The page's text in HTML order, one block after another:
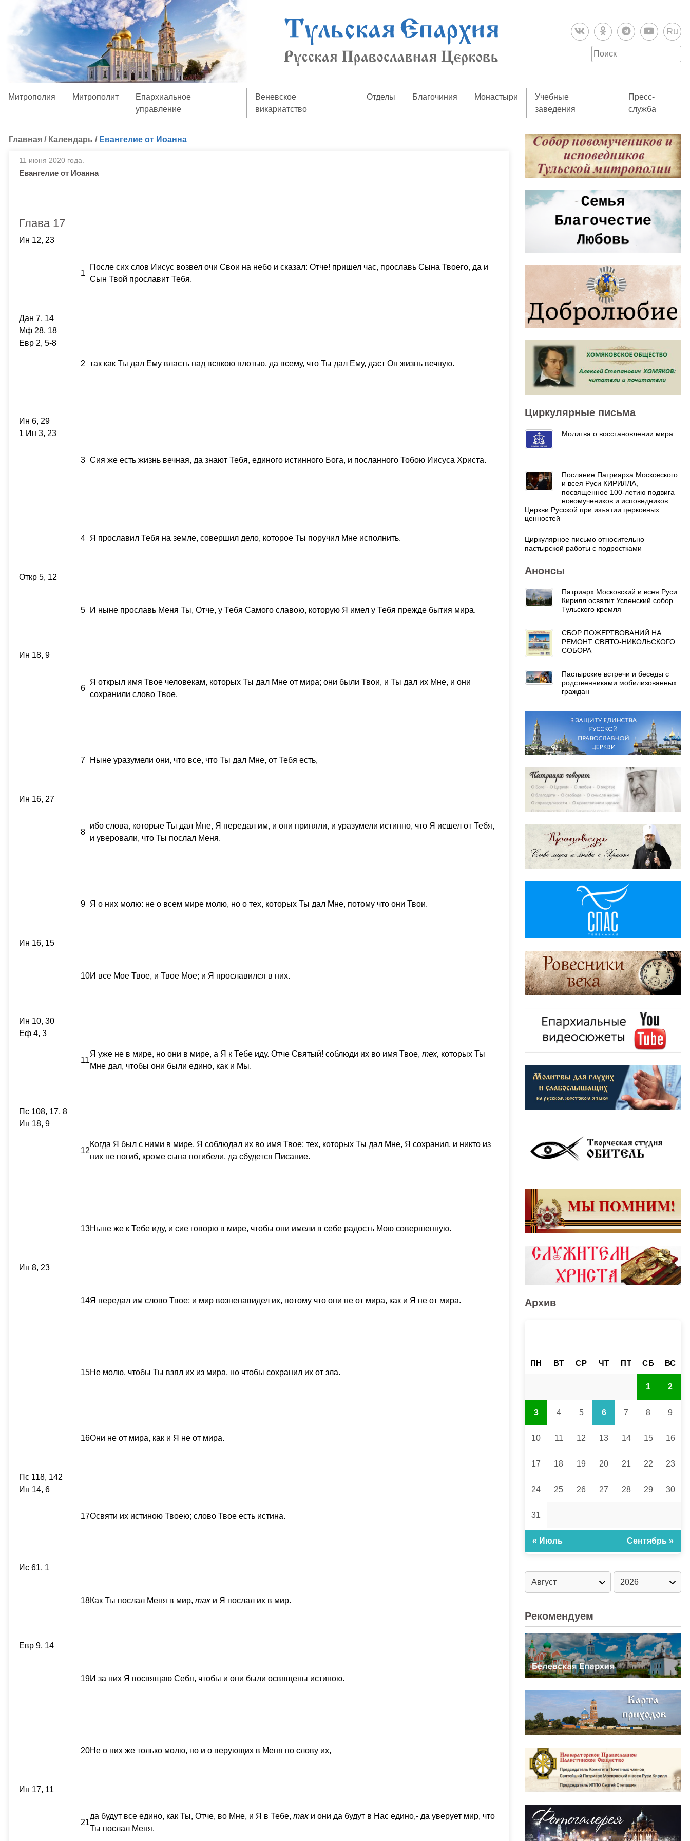
Ru
Митрополия Митрополит
Епархиальное
управление
Веневское
викариатство
Отделы Благочиния Монастыри
Учебные
заведения
Пресс-
служба
Главная / Календарь / Евангелие от Иоанна
11 июня 2020 года.
Евангелие от Иоанна
Глава 17
Ин 12, 23
1
После сих слов Иисус возвел очи Свои на небо и сказал: Отче! пришел час, прославь Сына Твоего, да и
Сын Твой прославит Тебя,
Дан 7, 14
Мф 28, 18
Евр 2, 5-8
2 так как Ты дал Ему власть над всякою плотью, да всему, что Ты дал Ему, даст Он жизнь вечную.
Ин 6, 29
1 Ин 3, 23
3 Сия же есть жизнь вечная, да знают Тебя, единого истинного Бога, и посланного Тобою Иисуса Христа.
4 Я прославил Тебя на земле, совершил дело, которое Ты поручил Мне исполнить.
Откр 5, 12
5 И ныне прославь Меня Ты, Отче, у Тебя Самого славою, которую Я имел у Тебя прежде бытия мира.
Ин 18, 9
6
Я открыл имя Твое человекам, которых Ты дал Мне от мира; они были Твои, и Ты дал их Мне, и они
сохранили слово Твое.
7 Ныне уразумели они, что все, что Ты дал Мне, от Тебя есть,
Ин 16, 27
8
ибо слова, которые Ты дал Мне, Я передал им, и они приняли, и уразумели истинно, что Я исшел от Тебя,
и уверовали, что Ты послал Меня.
9 Я о них молю: не о всем мире молю, но о тех, которых Ты дал Мне, потому что они Твои.
Ин 16, 15
10И все Мое Твое, и Твое Мое; и Я прославился в них.
Ин 10, 30
Еф 4, 3
11
Я уже не в мире, но они в мире, а Я к Тебе иду. Отче Святый! соблюди их во имя Твое, тех, которых Ты
Мне дал, чтобы они были едино, как и Мы.
Пс 108, 17, 8
Ин 18, 9
12
Когда Я был с ними в мире, Я соблюдал их во имя Твое; тех, которых Ты дал Мне, Я сохранил, и никто из
них не погиб, кроме сына погибели, да сбудется Писание.
13Ныне же к Тебе иду, и сие говорю в мире, чтобы они имели в себе радость Мою совершенную.
Ин 8, 23
14Я передал им слово Твое; и мир возненавидел их, потому что они не от мира, как и Я не от мира.
15Не молю, чтобы Ты взял их из мира, но чтобы сохранил их от зла.
16Они не от мира, как и Я не от мира.
Пс 118, 142
Ин 14, 6
17Освяти их истиною Твоею; слово Твое есть истина.
Ис 61, 1
18Как Ты послал Меня в мир, так и Я послал их в мир.
Евр 9, 14
19И за них Я посвящаю Себя, чтобы и они были освящены истиною.
20Не о них же только молю, но и о верующих в Меня по слову их,
Ин 17, 11
21
да будут все едино, как Ты, Отче, во Мне, и Я в Тебе, так и они да будут в Нас едино,- да уверует мир, что
Ты послал Меня.
Циркулярные письма
Молитва о восстановлении мира
Послание Патриарха Московского
и всея Руси КИРИЛЛА,
посвященное 100-летию подвига
новомучеников и исповедников
Церкви Русской при изъятии церковных
ценностей
Циркулярное письмо относительно
пастырской работы с подростками
Анонсы
Патриарх Московский и всея Руси
Кирилл освятит Успенский собор
Тульского кремля
СБОР ПОЖЕРТВОВАНИЙ НА
РЕМОНТ СВЯТО-НИКОЛЬСКОГО
СОБОРА
Пастырские встречи и беседы с
родственниками мобилизованных
граждан
Архив
ПН ВТ СР ЧТ ПТ СБ ВС
1 2
3 4 5 6 7 8 9
10 11 12 13 14 15 16
17 18 19 20 21 22 23
24 25 26 27 28 29 30
31
« Июль Сентябрь »
Рекомендуем